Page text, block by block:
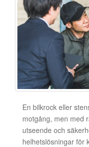
En bilkrock eller
motgång, men med
utseende och
helhetslösningar för